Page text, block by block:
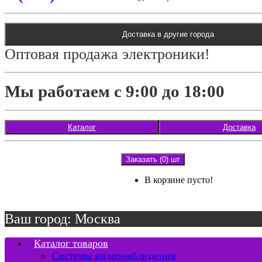
Доставка в другие города
Оптовая продажа электроники!
Мы работаем с 9:00 до 18:00
Каталог Доставка
Заказать (0) шт
В корзине пусто!
Ваш город: Москва
Каталог товаров
Системы видеонаблюдения